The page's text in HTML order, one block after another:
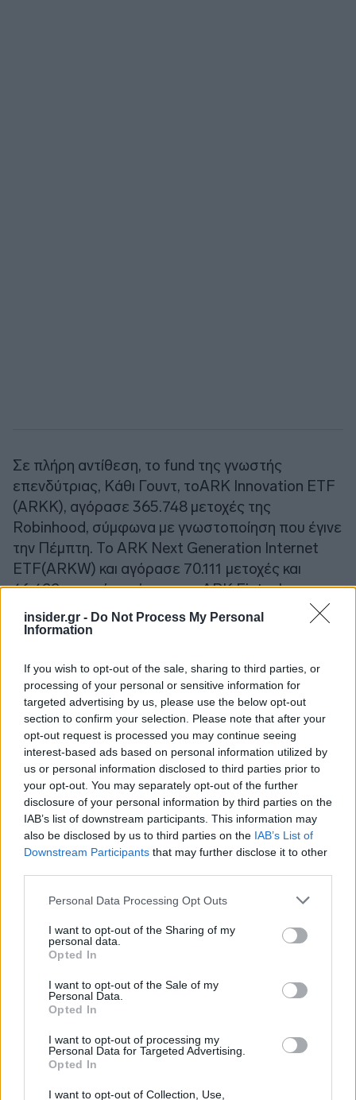
insider.gr - Do Not Process My Personal
Information
If you wish to opt-out of the sale, sharing to third parties, or
processing of your personal or sensitive information for
targeted advertising by us, please use the below opt-out
section to confirm your selection. Please note that after your
opt-out request is processed you may continue seeing
interest-based ads based on personal information utilized by
us or personal information disclosed to third parties prior to
your opt-out. You may separately opt-out of the further
disclosure of your personal information by third parties on the
IAB’s list of downstream participants. This information may
also be disclosed by us to third parties on the IAB’s List of
Downstream Participants that may further disclose it to other
Please note that this website/app uses one or more Google
not limited to your visit or usage behaviour. You may click to
grant or deny consent to Google and its third-party tags to
use your data for below specified purposes in below Google
consent section.
Personal Data Processing Opt Outs
I want to opt-out of the Sharing of my
personal data.
Opted In
I want to opt-out of the Sale of my
Personal Data.
Opted In
I want to opt-out of processing my
Personal Data for Targeted Advertising.
Opted In
I want to opt-out of Collection, Use,
Σε πλήρη αντίθεση, το fund της γνωστής
επενδύτριας, Κάθι Γουντ, τοARK Innovation ETF
(ARKK), αγόρασε 365.748 μετοχές της
Robinhood, σύμφωνα με γνωστοποίηση που έγινε
την Πέμπτη. Το ARK Next Generation Internet
ETF(ARKW) και αγόρασε 70.111 μετοχές και
46.422 μετοχές αγόρασε το ARK Fintech
Innovation ETF (ARKF).
πρώτοι όλες τιςειδήσειςαπό την Ελλάδα και τον κόσμο.
Διαβάζονται αυτή τη στιγμή
Η χώρα που ζει το δημογραφικό μας μέλλον
προβλέπεται να χάσει το 30% του πληθυσμού
της μέχρι το 2070
Ακαθάριστα οικόπεδα: Τι γίνεται όταν ο
ιδιοκτήτης δεν τα καθαρίσει - Πώς κινούνται